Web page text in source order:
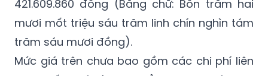
trăm sáu mươi đồng).
Mức giá trên chưa bao gồm các chi phí liên
quan đến quá trình chuyển nhượng. Các loại
Thuế, phí, lệ phí liên quan đến chuyển quyền